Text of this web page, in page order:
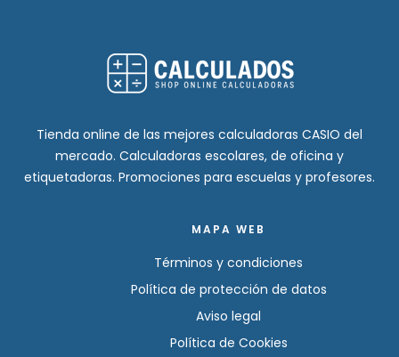
Tienda online de las mejores calculadoras CASIO del
mercado. Calculadoras escolares, de oficina y
etiquetadoras. Promociones para escuelas y profesores.
MAPA WEB
Términos y condiciones
Política de protección de datos
Aviso legal
Política de Cookies